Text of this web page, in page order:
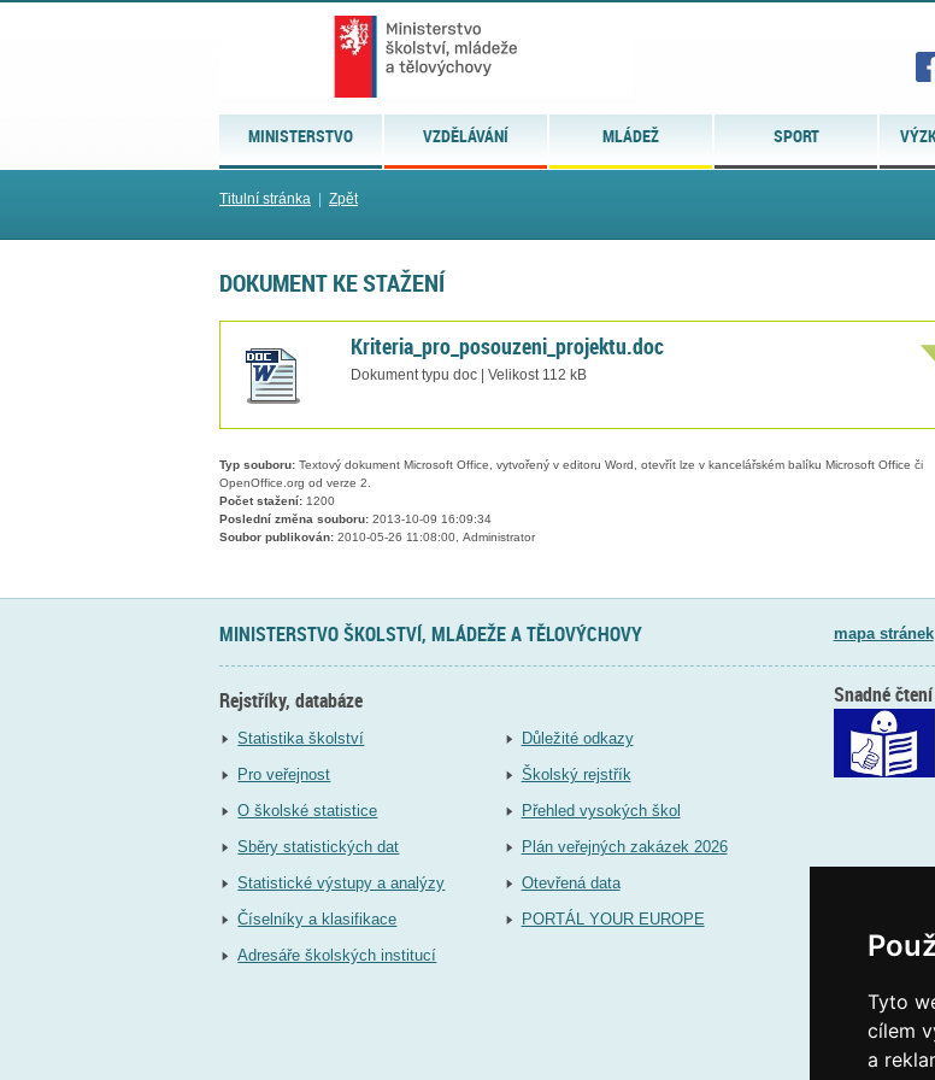
Tyto
cílem
a
MINISTERSTVO VZDĚLÁVÁNÍ MLÁDEŽ SPORT
Titulní stránka Zpět
DOKUMENT KE STAŽENÍ
Kriteria_pro_posouzeni_projektu.doc
Dokument typu doc | Velikost 112 kB
Typ souboru: Textový dokument Microsoft Office, vytvořený v editoru Word, otevřít lze v kancelářském balíku Microsoft Office či
OpenOffice.org od verze 2.
Počet stažení: 1200
Poslední změna souboru: 2013-10-09 16:09:34
Soubor publikován: 2010-05-26 11:08:00, Administrator
MINISTERSTVO ŠKOLSTVÍ, MLÁDEŽE A TĚLOVÝCHOVY mapa stránek
Rejstříky, databáze
Statistika školství
Pro veřejnost
O školské statistice
Sběry statistických dat
Statistické výstupy a analýzy
Číselníky a klasifikace
Adresáře školských institucí
Důležité odkazy
Školský rejstřík
Přehled vysokých škol
Plán veřejných zakázek 2026
Otevřená data
PORTÁL YOUR EUROPE
Snadné čtení